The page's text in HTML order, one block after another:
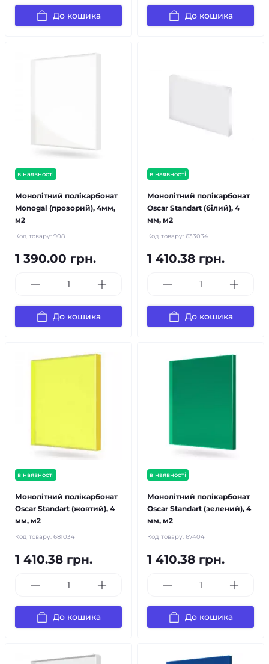
До кошика До кошика
в наявності
Монолітний полікарбонат
Monogal (прозорий), 4мм,
м2
Код товару: 908
1 390.00 грн.
До кошика
в наявності
Монолітний полікарбонат
Oscar Standart (білий), 4
мм, м2
Код товару: 633034
1 410.38 грн.
До кошика
в наявності
Монолітний полікарбонат
Oscar Standart (жовтий), 4
мм, м2
Код товару: 681034
1 410.38 грн.
До кошика
в наявності
Монолітний полікарбонат
Oscar Standart (зелений), 4
мм, м2
Код товару: 67404
1 410.38 грн.
До кошика